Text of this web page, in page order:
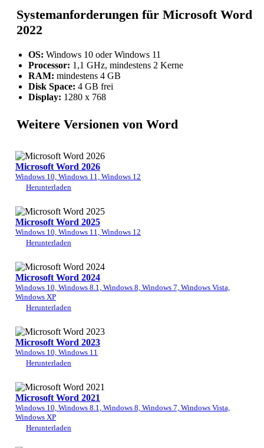
Systemanforderungen für Microsoft Word
2022
OS: Windows 10 oder Windows 11
Processor: 1,1 GHz, mindestens 2 Kerne
RAM: mindestens 4 GB
Disk Space: 4 GB frei
Display: 1280 x 768
Weitere Versionen von Word
Microsoft Word 2026
Windows 10, Windows 11, Windows 12
Herunterladen
Microsoft Word 2025
Windows 10, Windows 11, Windows 12
Herunterladen
Microsoft Word 2024
Windows 10, Windows 8.1, Windows 8, Windows 7, Windows Vista,
Windows XP
Herunterladen
Microsoft Word 2023
Windows 10, Windows 11
Herunterladen
Microsoft Word 2021
Windows 10, Windows 8.1, Windows 8, Windows 7, Windows Vista,
Windows XP
Herunterladen